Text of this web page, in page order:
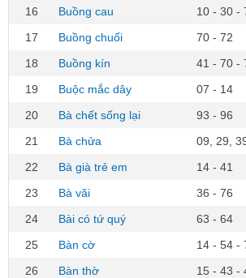
16
Buồng cau
10 - 30 -
17
Buồng chuối
70 - 72
18
Buồng kín
41 - 70 -
19
Buộc mắc dây
07 - 14
20
Bà chết sống lại
93 - 96
21
Bà chửa
09, 29,
22
Bà già trẻ em
14 - 41
23
Bà vãi
36 - 76
24
Bài có tứ quý
63 - 64
25
Bàn cờ
14 - 54 -
26
Bàn thờ
15 - 43 -